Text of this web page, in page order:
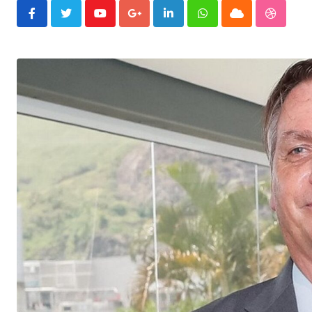
YoutubeGoogle+LinkedInWhatsappCloud